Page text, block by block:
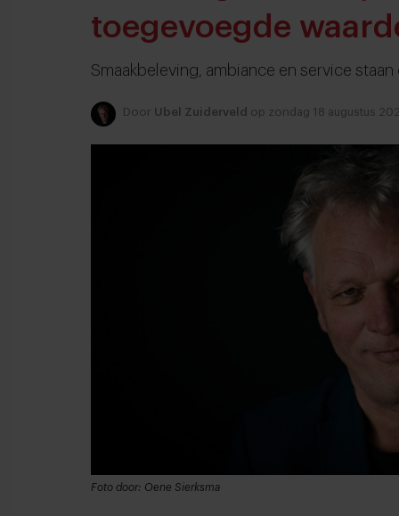
toegevoegde
Smaakbeleving, ambiance en service
Door Ubel Zuiderveld op zondag 18 augustus
Foto door: Oene Sierksma